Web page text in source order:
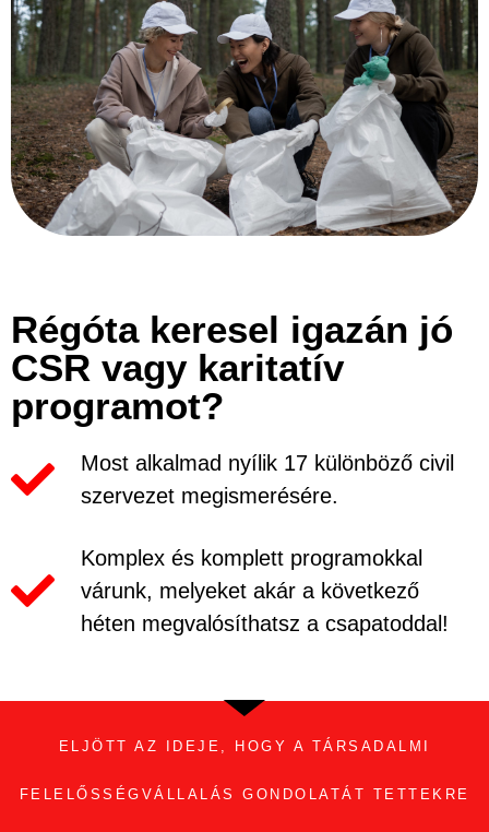
Régóta keresel igazán jó
CSR vagy karitatív
programot?
Most alkalmad nyílik 17 különböző civil
szervezet megismerésére.
Komplex és komplett programokkal
várunk, melyeket akár a következő
héten megvalósíthatsz a csapatoddal!
ELJÖTT AZ IDEJE, HOGY A TÁRSADALMI
FELELŐSSÉGVÁLLALÁS GONDOLATÁT TETTEKRE